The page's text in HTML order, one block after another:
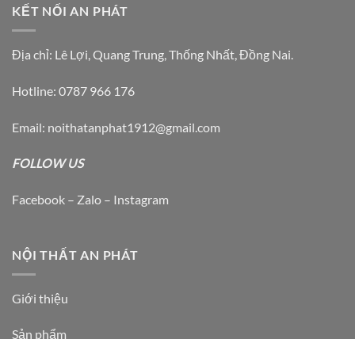
KẾT NỐI AN PHÁT
Địa chỉ: Lê Lợi, Quang Trung, Thống Nhất, Đồng Nai.
Hotline: 0787 966 176
Email: noithatanphat1912@gmail.com
FOLLOW US
Facebook – Zalo – Instagram
NỘI THẤT AN PHÁT
Giới thiệu
Sản phẩm